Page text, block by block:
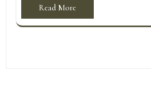
Read More